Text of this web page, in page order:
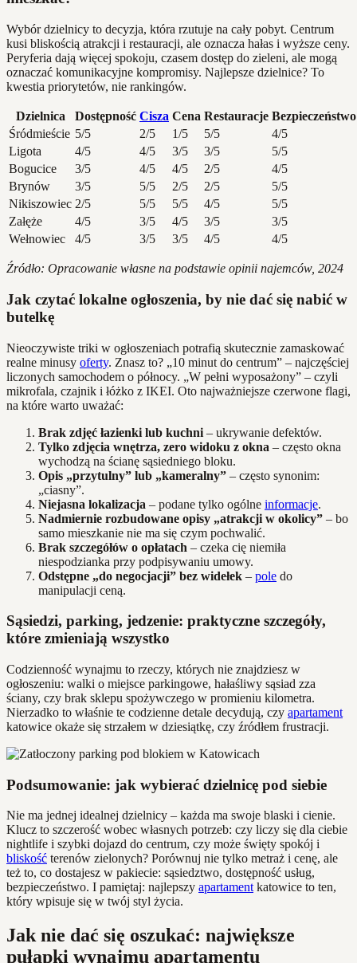
Wybór dzielnicy to decyzja, która rzutuje na cały pobyt. Centrum
kusi bliskością atrakcji i restauracji, ale oznacza hałas i wyższe ceny.
Peryferia dają więcej spokoju, czasem dostęp do zieleni, ale mogą
oznaczać komunikacyjne kompromisy. Najlepsze dzielnice? To
kwestia priorytetów, nie rankingów.
Dzielnica Dostępność Cisza Cena Restauracje Bezpieczeństwo
Śródmieście 5/5 2/5 1/5 5/5
4/5
Ligota
4/5 4/5 3/5 3/5
5/5
Bogucice
3/5 4/5 4/5 2/5
4/5
Brynów
3/5 5/5 2/5 2/5
5/5
Nikiszowiec 2/5 5/5 5/5 4/5
5/5
Załęże
4/5 3/5 4/5 3/5
3/5
Wełnowiec
4/5 3/5 3/5 4/5 4/5
Źródło: Opracowanie własne na podstawie opinii najemców, 2024
Jak czytać lokalne ogłoszenia, by nie dać się nabić w
butelkę
Nieoczywiste triki w ogłoszeniach potrafią skutecznie zamaskować
realne minusy oferty. Znasz to? „10 minut do centrum” – najczęściej
liczonych samochodem o północy. „W pełni wyposażony” – czyli
mikrofala, czajnik i łóżko z IKEI. Oto najważniejsze czerwone flagi,
na które warto uważać:
Brak zdjęć łazienki lub kuchni – ukrywanie defektów.
Tylko zdjęcia wnętrza, zero widoku z okna – często okna
wychodzą na ścianę sąsiedniego bloku.
Opis „przytulny” lub „kameralny” – często synonim:
„ciasny”.
Niejasna lokalizacja – podane tylko ogólne informacje.
Nadmiernie rozbudowane opisy „atrakcji w okolicy” – bo
samo mieszkanie nie ma się czym pochwalić.
Brak szczegółów o opłatach – czeka cię niemiła
niespodzianka przy podpisywaniu umowy.
Odstępne „do negocjacji” bez widełek – pole do
manipulacji ceną.
Sąsiedzi, parking, jedzenie: praktyczne szczegóły,
które zmieniają wszystko
Codzienność wynajmu to rzeczy, których nie znajdziesz w
ogłoszeniu: walki o miejsce parkingowe, hałaśliwy sąsiad zza
ściany, czy brak sklepu spożywczego w promieniu kilometra.
Nierzadko to właśnie te codzienne detale decydują, czy apartament
katowice okaże się strzałem w dziesiątkę, czy źródłem frustracji.
Podsumowanie: jak wybierać dzielnicę pod siebie
Nie ma jednej idealnej dzielnicy – każda ma swoje blaski i cienie.
Klucz to szczerość wobec własnych potrzeb: czy liczy się dla ciebie
nightlife i szybki dojazd do centrum, czy może święty spokój i
bliskość terenów zielonych? Porównuj nie tylko metraż i cenę, ale
też to, co dostajesz w pakiecie: sąsiedztwo, dostępność usług,
bezpieczeństwo. I pamiętaj: najlepszy apartament katowice to ten,
który wpisuje się w twój styl życia.
Jak nie dać się oszukać: największe
pułapki wynajmu apartamentu